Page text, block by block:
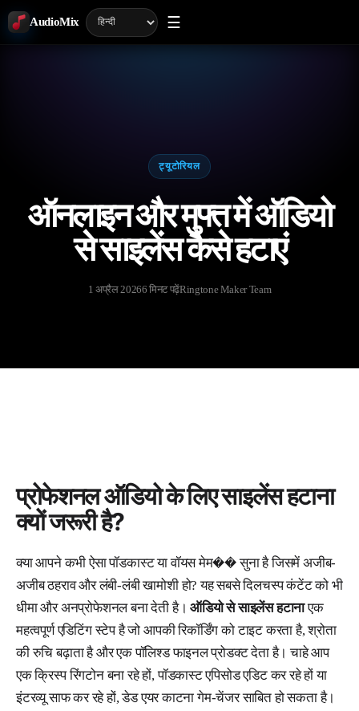
AudioMix ☰
ट्यूटोरियल
ऑनलाइन और मुफ्त में ऑडियो
से साइलेंस कैसे हटाएं
1 अप्रैल 20266 मिनट पढ़ेंRingtone Maker Team
प्रोफेशनल ऑडियो के लिए साइलेंस हटाना
क्यों जरूरी है?
क्या आपने कभी ऐसा पॉडकास्ट या वॉयस मेम�� सुना है जिसमें अजीब-
अजीब ठहराव और लंबी-लंबी खामोशी हो? यह सबसे दिलचस्प कंटेंट को भी
धीमा और अनप्रोफेशनल बना देती है।ऑडियो से साइलेंस हटानाएक
महत्वपूर्ण एडिटिंग स्टेप है जो आपकी रिकॉर्डिंग को टाइट करता है, श्रोता
की रुचि बढ़ाता है और एक पॉलिश्ड फाइनल प्रोडक्ट देता है। चाहे आप
एक क्रिस्प रिंगटोन बना रहे हों, पॉडकास्ट एपिसोड एडिट कर रहे हों या
इंटरव्यू साफ कर रहे हों, डेड एयर काटना गेम-चेंजर साबित हो सकता है।